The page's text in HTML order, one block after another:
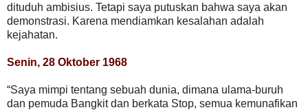
dituduh ambisius. Tetapi saya putuskan bahwa saya akan
demonstrasi. Karena mendiamkan kesalahan adalah
kejahatan.
Senin, 28 Oktober 1968
“Saya mimpi tentang sebuah dunia, dimana ulama-buruh
dan pemuda Bangkit dan berkata Stop, semua kemunafikan